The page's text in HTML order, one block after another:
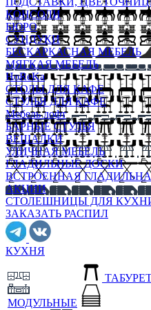
КОНСОЛИ
БЮРО
СУНДУКИ
БЕСКАРКАСНАЯ МЕБЕЛЬ
МЯГКАЯ МЕБЕЛЬ
HoReKa
СТОЛЫ ДЛЯ КАФЕ
СТУЛЬЯ ДЛЯ КАФЕ
Мебель лофт
БАРНЫЕ СТУЛЬЯ
ВЕШАЛКИ
УЛИЧНАЯ МЕБЕЛЬ
ГЛАДИЛЬНЫЕ ДОСКИ
ВСТРОЕННАЯ
АКЦИИ
СТОЛЕШНИЦЫ ДЛЯ
ЗАКАЗАТЬ РАСПИЛ
КУХНЯ
МОДУЛЬНЫЕ